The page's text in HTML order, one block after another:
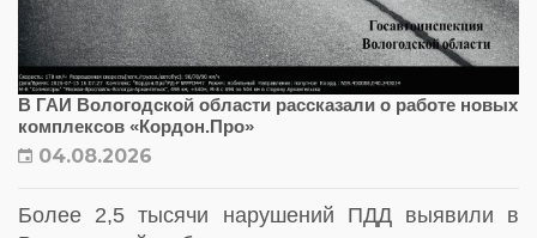
В ГАИ Вологодской области рассказали о работе новых
комплексов «Кордон.Про»
04.08.2026
Более 2,5 тысячи нарушений ПДД выявили в